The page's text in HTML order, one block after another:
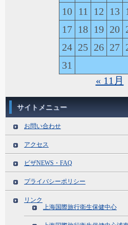
10
11 12 13
17 18 19 20
24 25 26 27
31
« 11月
サイトメニュー
お問い合わせ
アクセス
ビザNEWS・FAQ
プライバシーポリシー
リンク
上海国際旅行衛生保健中心